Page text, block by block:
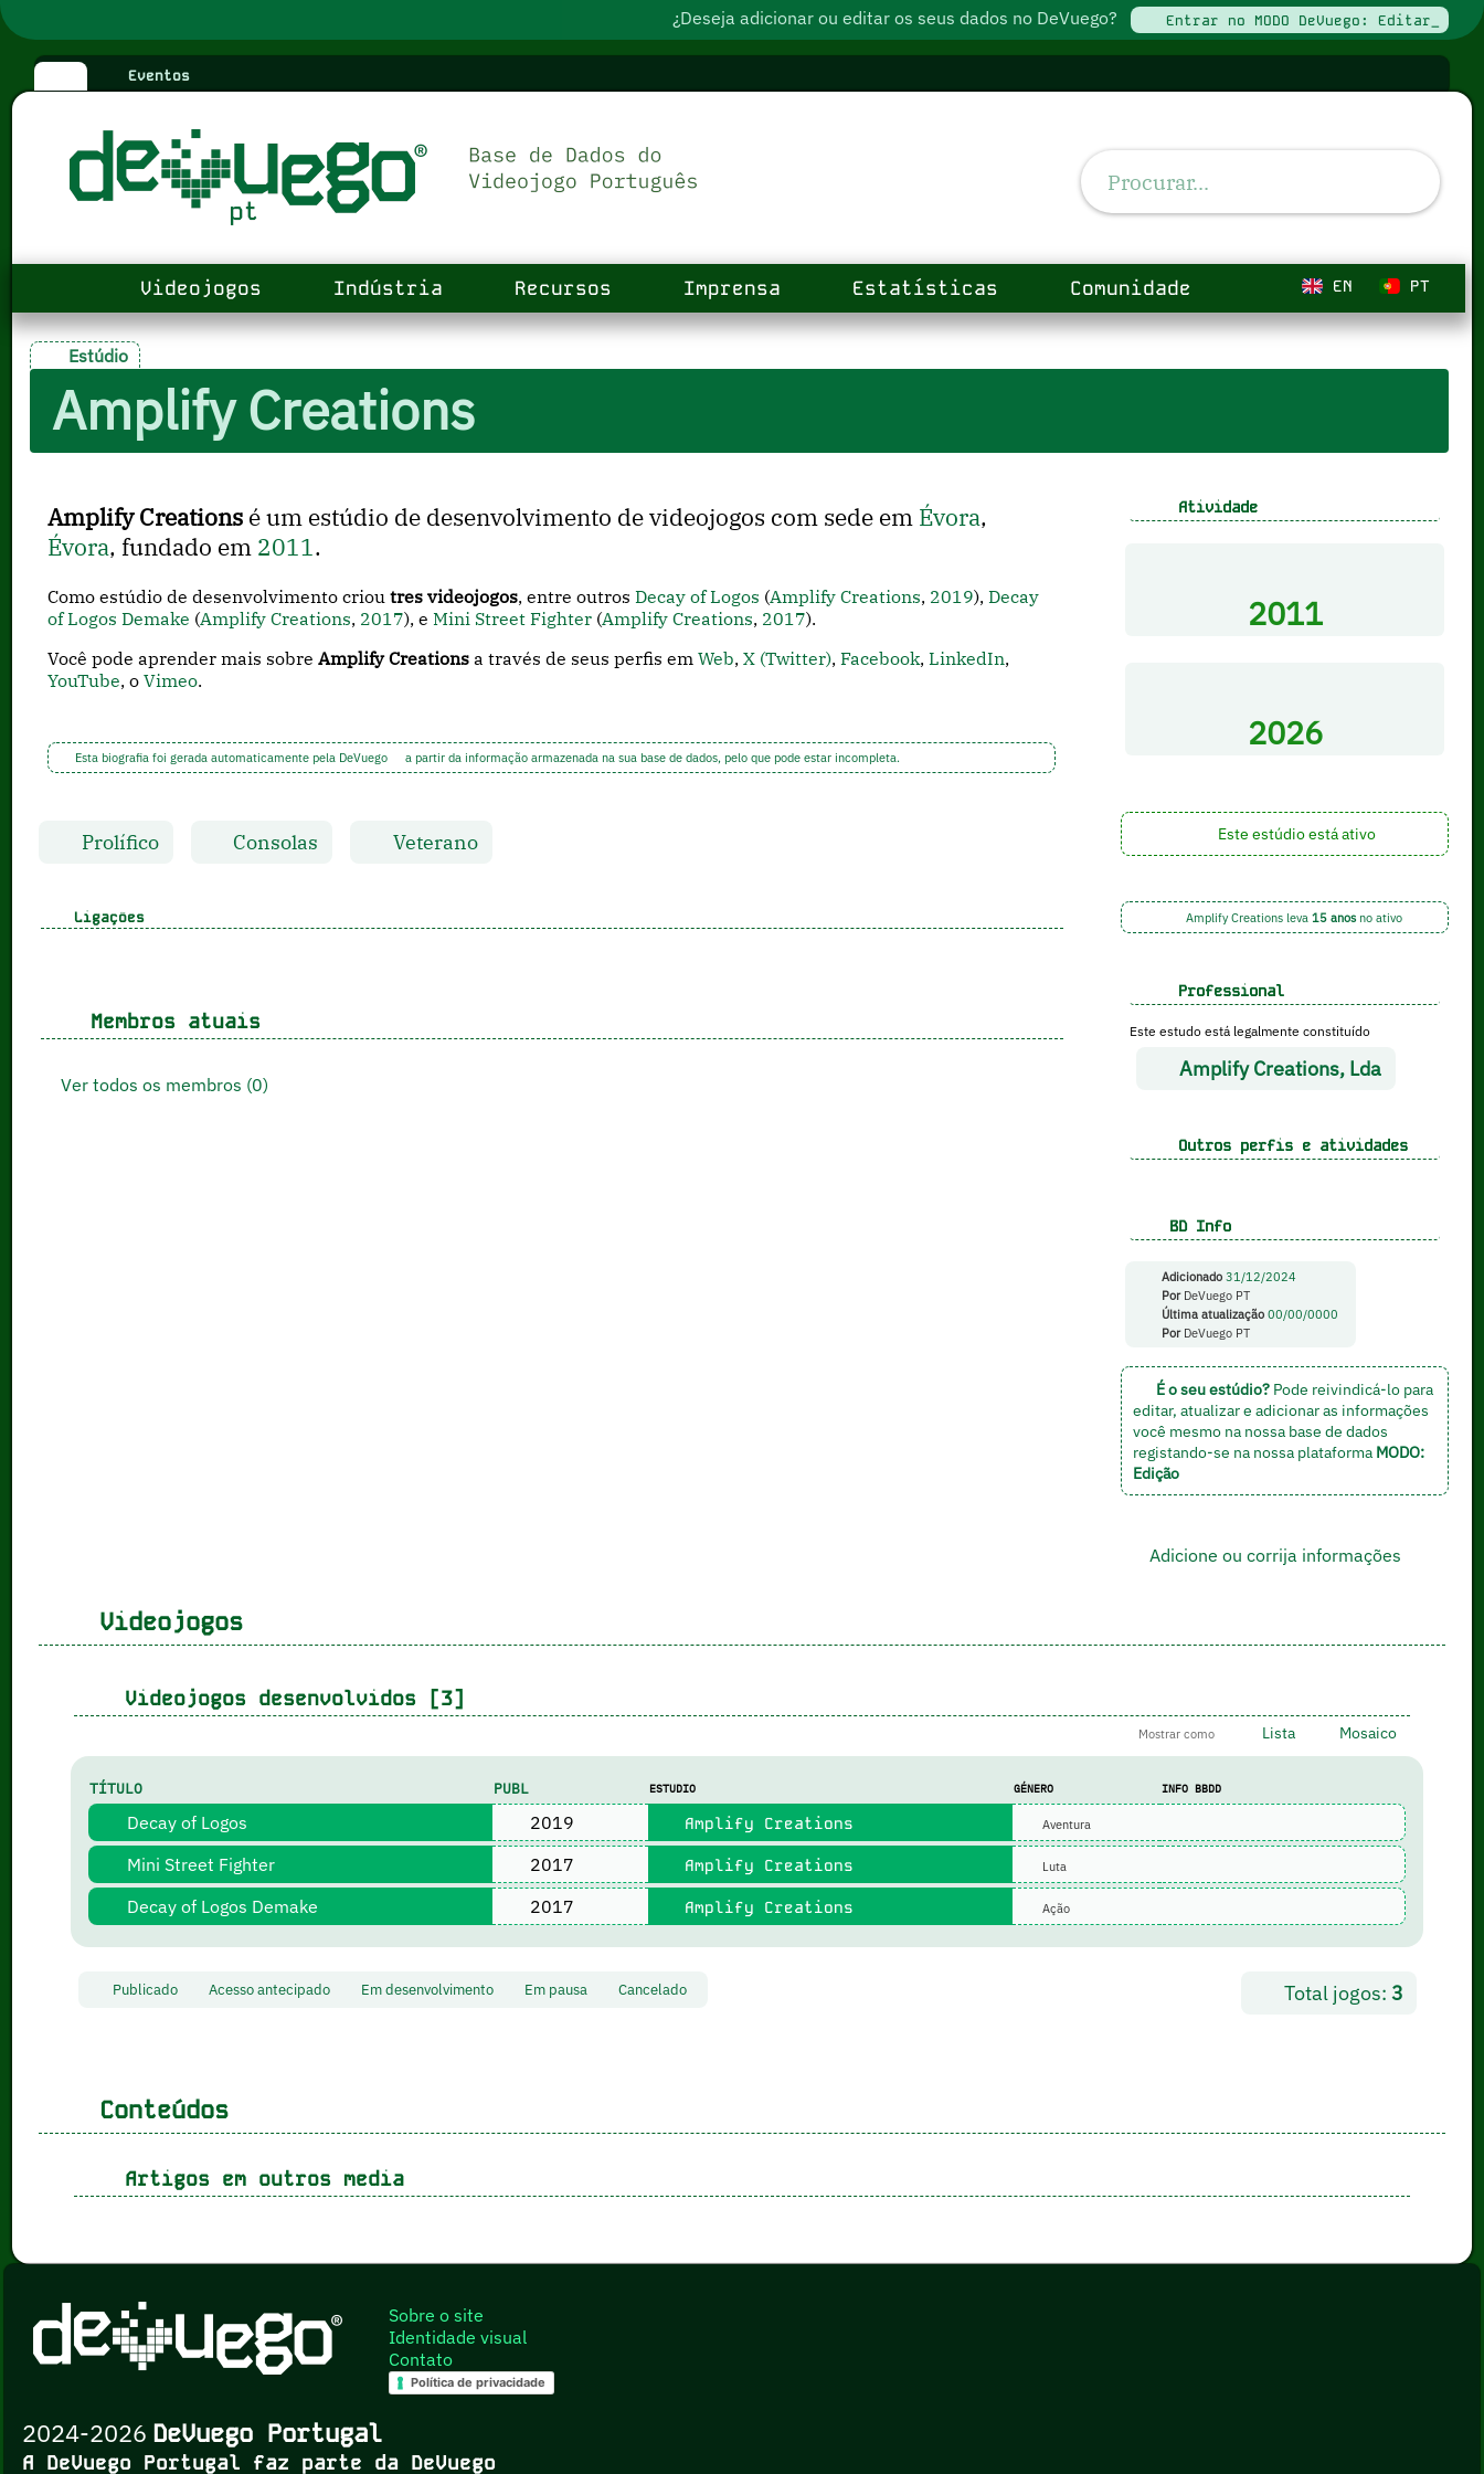
¿Deseja adicionar ou editar os seus dados no DeVuego? Entrar no MODO DeVuego: Editar_
Eventos
Videojogos Indústria Recursos Imprensa Estatísticas Comunidade PT
EN
Estúdio
Amplify Creations
Amplify Creations é um estúdio de desenvolvimento de videojogos com sede em Évora,
Évora, fundado em 2011.
Como estúdio de desenvolvimento crioutres videojogos, entre outrosDecay of Logos (Amplify Creations, 2019),Decay
of Logos Demake (Amplify Creations, 2017), eMini Street Fighter (Amplify Creations, 2017).
Você pode aprender mais sobreAmplify Creations a través de seus perfis emWeb,X (Twitter),Facebook,LinkedIn,
YouTube, oVimeo.
Esta biografia foi gerada automaticamente pela DeVuego a partir da informação armazenada na sua base de dados, pelo que pode estar incompleta.
Prolífico Consolas Veterano
Ligações
Membros atuais
Ver todos os membros (0)
Atividade
2011
2026
Este estúdio está ativo
Amplify Creations leva15 anos no ativo
Professional
Este estudo está legalmente constituído
Amplify Creations, Lda
Outros perfis e atividades
BD Info
Adicionado 31/12/2024
PorDeVuego PT
Última atualização 00/00/0000
PorDeVuego PT
É o seu estúdio?Pode reivindicá-lo para
editar, atualizar e adicionar as informações
você mesmo na nossa base de dados
registando-se na nossa plataforma MODO:
Edição
Adicione ou corrija informações
Videojogos
Videojogos desenvolvidos [3]
Mostrar como Lista Mosaico
TÍTULO PUBL ESTUDIO GÉNERO INFO BBDD
Decay of Logos 2019 Amplify Creations Aventura
Mini Street Fighter 2017 Amplify Creations Luta
Decay of Logos Demake 2017 Amplify Creations Ação
Total jogos: 3
Publicado Acesso antecipado Em desenvolvimento Em pausa Cancelado
Conteúdos
Artigos em outros media
Sobre o site
Identidade visual
Contato
Política de privacidade
2024-2026 DeVuego Portugal
A DeVuego Portugal faz parte da DeVuego